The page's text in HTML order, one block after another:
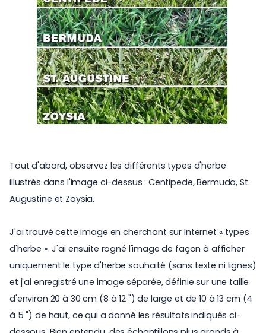
Tout d'abord, observez les différents types d'herbe
illustrés dans l'image ci-dessus : Centipede, Bermuda, St.
Augustine et Zoysia.
J'ai trouvé cette image en cherchant sur Internet « types
d'herbe ». J'ai ensuite rogné l'image de façon à afficher
uniquement le type d'herbe souhaité (sans texte ni lignes)
et j'ai enregistré une image séparée, définie sur une taille
d'environ 20 à 30 cm (8 à 12 ") de large et de 10 à 13 cm (4
à 5 ") de haut, ce qui a donné les résultats indiqués ci-